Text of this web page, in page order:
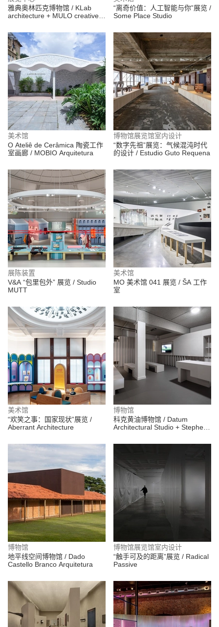
雅典奥林匹克博物馆 / KLab
architecture + MULO creative
“离奇价值：人工智能与你”展览 /
Some Place Studio
美术馆
O Ateliê de Cerâmica 陶瓷工作
室画廊 / MOBIO Arquitetura
博物馆展览馆室内设计
“数字先祖”展览：气候混沌时代
的设计 / Estudio Guto Requena
展陈装置
V&A “包里包外” 展览 / Studio
MUTT
美术馆
MO 美术馆 041 展览 / ŠA 工作
室
美术馆
“欢笑之事：国家现状”展览 /
Aberrant Architecture
博物馆
科克黄油博物馆 / Datum
Architectural Studio + Stephen
博物馆
地平线空间博物馆 / Dado
Castello Branco Arquitetura
博物馆展览馆室内设计
“触手可及的距离”展览 / Radical
Passive